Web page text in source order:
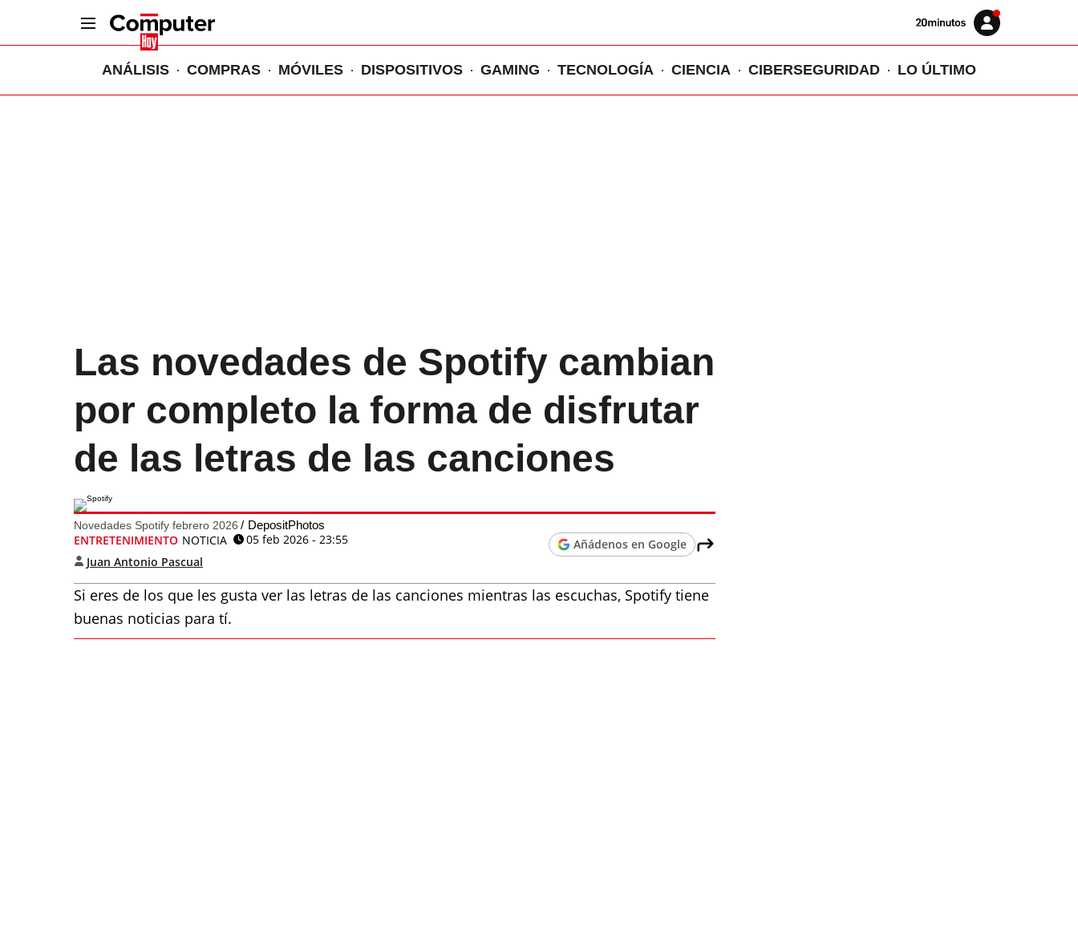
Volver
Iniciar
sesión
ANÁLISIS COMPRAS MÓVILES DISPOSITIVOS GAMING TECNOLOGÍA CIENCIA CIBERSEGURIDAD LO ÚLTIMO
Las novedades de Spotify cambian
por completo la forma de disfrutar
de las letras de las canciones
Novedades Spotify febrero 2026 DepositPhotos
ENTRETENIMIENTO NOTICIA
05 feb 2026 - 23:55
Juan Antonio Pascual
Añádenos en Google
Si eres de los que les gusta ver las letras de las canciones mientras las escuchas, Spotify tiene
buenas noticias para tí.